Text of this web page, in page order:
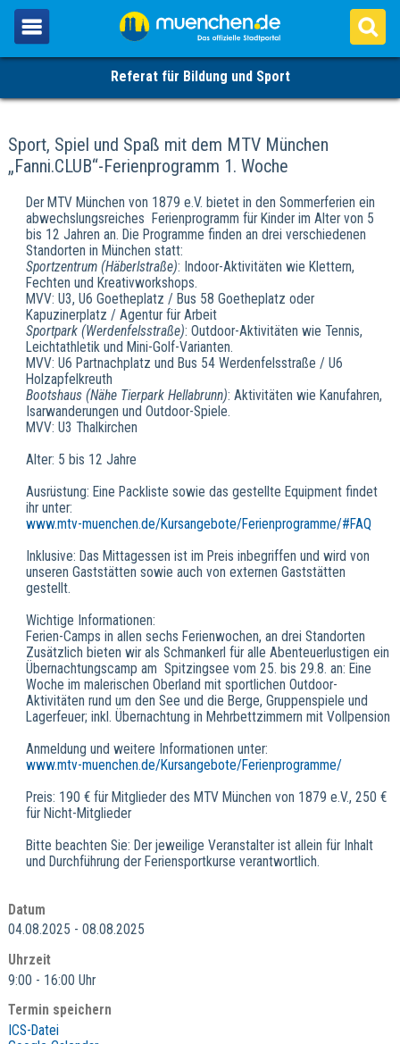
Referat für Bildung und Sport
Sport, Spiel und Spaß mit dem MTV München
„Fanni.CLUB“-Ferienprogramm 1. Woche
Der MTV München von 1879 e.V. bietet in den Sommerferien ein
abwechslungsreiches Ferienprogramm für Kinder im Alter von 5
bis 12 Jahren an. Die Programme finden an drei verschiedenen
Standorten in München statt:
Sportzentrum (Häberlstraße): Indoor-Aktivitäten wie Klettern,
Fechten und Kreativworkshops.
MVV: U3, U6 Goetheplatz / Bus 58 Goetheplatz oder
Kapuzinerplatz / Agentur für Arbeit
Sportpark (Werdenfelsstraße): Outdoor-Aktivitäten wie Tennis,
Leichtathletik und Mini-Golf-Varianten.
MVV: U6 Partnachplatz und Bus 54 Werdenfelsstraße / U6
Holzapfelkreuth
Bootshaus (Nähe Tierpark Hellabrunn): Aktivitäten wie Kanufahren,
Isarwanderungen und Outdoor-Spiele.
MVV: U3 Thalkirchen
Alter: 5 bis 12 Jahre
Ausrüstung: Eine Packliste sowie das gestellte Equipment findet
ihr unter:
www.mtv-muenchen.de/Kursangebote/Ferienprogramme/#FAQ
Inklusive: Das Mittagessen ist im Preis inbegriffen und wird von
unseren Gaststätten sowie auch von externen Gaststätten
gestellt.
Wichtige Informationen:
Ferien-Camps in allen sechs Ferienwochen, an drei Standorten
Zusätzlich bieten wir als Schmankerl für alle Abenteuerlustigen ein
Übernachtungscamp am Spitzingsee vom 25. bis 29.8. an: Eine
Woche im malerischen Oberland mit sportlichen Outdoor-
Aktivitäten rund um den See und die Berge, Gruppenspiele und
Lagerfeuer; inkl. Übernachtung in Mehrbettzimmern mit Vollpension
Anmeldung und weitere Informationen unter:
www.mtv-muenchen.de/Kursangebote/Ferienprogramme/
Preis: 190 € für Mitglieder des MTV München von 1879 e.V., 250 €
für Nicht-Mitglieder
Bitte beachten Sie: Der jeweilige Veranstalter ist allein für Inhalt
und Durchführung der Feriensportkurse verantwortlich.
Datum
04.08.2025 - 08.08.2025
Uhrzeit
9:00 - 16:00 Uhr
Termin speichern
ICS-Datei